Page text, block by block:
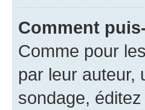
Comment
Comme pour
par leur auteur,
sondage,